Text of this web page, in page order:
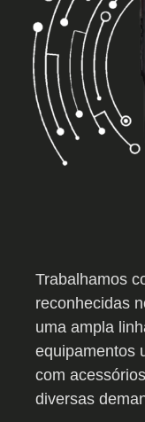
Trabalhamos
reconhecidas
uma ampla
equipamentos
com
diversas